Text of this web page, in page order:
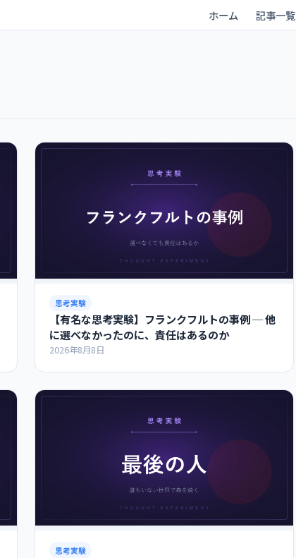
ホーム 記事一覧
思考実験
【有名な思考実験】フランクフルトの事例 ─ 他
に選べなかったのに、責任はあるのか
2026年8月8日
思考実験